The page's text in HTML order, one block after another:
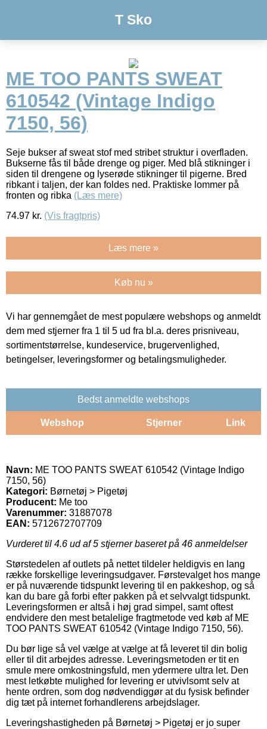
T Sko
ME TOO PANTS SWEAT
610542 (Vintage Indigo
7150, 56)
Seje bukser af sweat stof med stribet struktur i overfladen.
Bukserne fås til både drenge og piger. Med blå stikninger i
siden til drengene og lyserøde stikninger til pigerne. Bred
ribkant i taljen, der kan foldes ned. Praktiske lommer på
fronten og ribka (Læs mere)
74.97 kr. (Vis fragtpris)
Læs mere »
Køb nu »
Vi har gennemgået de mest populære webshops og anmeldt
dem med stjerner fra 1 til 5 ud fra bl.a. deres prisniveau,
sortimentstørrelse, kundeservice, brugervenlighed,
betingelser, leveringsformer og betalingsmuligheder.
Bedst anmeldte webshops
Webshop Stjerner Link
Navn: ME TOO PANTS SWEAT 610542 (Vintage Indigo
7150, 56)
Kategori: Børnetøj > Pigetøj
Producent: Me too
Varenummer: 31887078
EAN: 5712672707709
Vurderet til 4.6 ud af 5 stjerner baseret på 46 anmeldelser
Størstedelen af outlets på nettet tildeler heldigvis en lang
række forskellige leveringsudgaver. Førstevalget hos mange
er på nuværende tidspunkt levering til en pakkeshop, og så
kan du bare gå forbi efter pakken på et selvvalgt tidspunkt.
Leveringsformen er altså i høj grad simpel, samt oftest
endvidere den mest betalelige fragtmetode ved køb af ME
TOO PANTS SWEAT 610542 (Vintage Indigo 7150, 56).
Du bør lige så vel vælge at vælge at få leveret til din bolig
eller til dit arbejdes adresse. Leveringsmetoden er tit en
smule mere omkostningsfuld, men ydermere ultra let. Den
mest letkøbte mulighed for levering er utvivlsomt selv at
hente ordren, som dog nødvendiggør at du fysisk befinder
dig tæt på internet forhandlerens arbejdslager.
Leveringshastigheden på Børnetøj > Pigetøj er jo super